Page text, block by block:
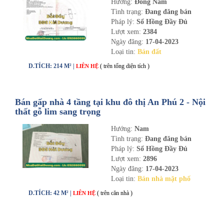
Hướng: Đông Nam
Tình trạng: Đang đăng bán
Pháp lý: Sổ Hồng Đầy Đủ
Lượt xem: 2384
Ngày đăng: 17-04-2023
Loại tin: Bán đất
D.TÍCH: 214 M² | LIÊN HỆ ( trên tổng diện tích )
Bán gấp nhà 4 tầng tại khu đô thị An Phú 2 - Nội
thất gỗ lim sang trọng
Hướng: Nam
Tình trạng: Đang đăng bán
Pháp lý: Sổ Hồng Đầy Đủ
Lượt xem: 2896
Ngày đăng: 17-04-2023
Loại tin: Bán nhà mặt phố
D.TÍCH: 42 M² | LIÊN HỆ ( trên căn nhà )